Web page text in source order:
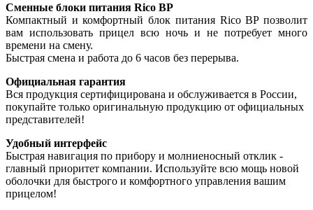
Сменные блоки питания Rico BP
Компактный и комфортный блок питания Rico BP позволит
вам использовать прицел всю ночь и не потребует много
времени на смену.
Быстрая смена и работа до 6 часов без перерыва.
Официальная гарантия
Вся продукция сертифицирована и обслуживается в России,
покупайте только оригинальную продукцию от официальных
представителей!
Удобный интерфейс
Быстрая навигация по прибору и молниеносный отклик -
главный приоритет компании. Используйте всю мощь новой
оболочки для быстрого и комфортного управления вашим
прицелом!